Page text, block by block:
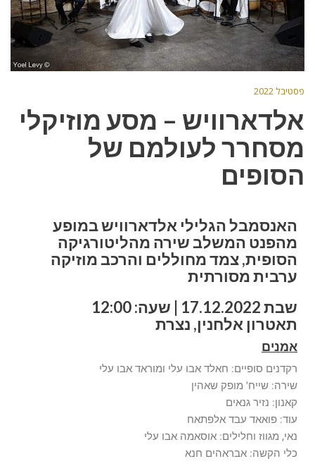
פסטיבל 2022
אלדארוויש – מסע מוזיקלי
מסחרר לעולמם של
הסופים
האנסמבל הגלילי אלדארוויש במופע
מהפנט המשלב שירה מהליטורגיקה
הסופית, צמד מחוללים והרכב מוזיקה
ערבית מסורתית
שבת 17.12.2022 | שעה: 12:00
תאטרון אלחנין, נצרת
אמנים
רקדנים סופיים: חאלד אבו עלי ומוראד אבו עלי
שירה: שייח' מופק שאהין
קאנון: נזיר גנאים
עוד: פואאד עבד אלפתאח
נאי, מגווז וחלילים: אוסאמה אבו עלי
כלי הקשה: אבראהים חנא